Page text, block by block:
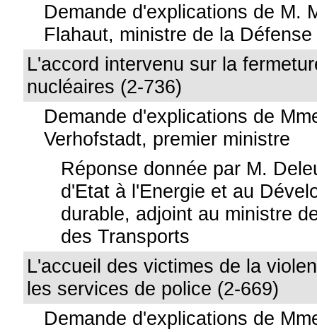
Demande d'explications de M.
Flahaut, ministre de la Défense
L'accord intervenu sur la
nucléaires (2-736)
Demande d'explications de
Verhofstadt, premier ministre
Réponse donnée par M.
d'Etat à l'Energie et au
durable, adjoint au ministre
des Transports
L'accueil des victimes de la
les services de police (2-669)
Demande d'explications de